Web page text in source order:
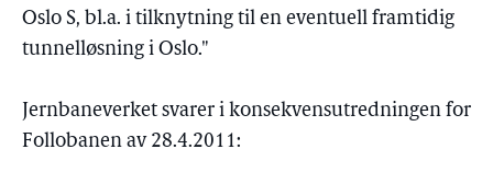
Oslo S, bl.a. i tilknytning til en eventuell framtidig
tunnelløsning i Oslo."
Jernbaneverket svarer i konsekvensutredningen for
Follobanen av 28.4.2011: